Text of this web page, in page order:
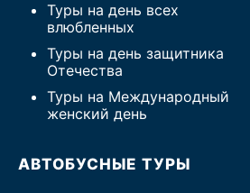
Туры на день всех
влюбленных
Туры на день защитника
Отечества
Туры на Международный
женский день
АВТОБУСНЫЕ ТУРЫ